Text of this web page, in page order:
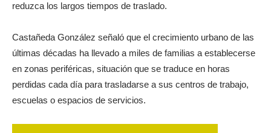
reduzca los largos tiempos de traslado.
Castañeda González señaló que el crecimiento urbano de las
últimas décadas ha llevado a miles de familias a establecerse
en zonas periféricas, situación que se traduce en horas
perdidas cada día para trasladarse a sus centros de trabajo,
escuelas o espacios de servicios.